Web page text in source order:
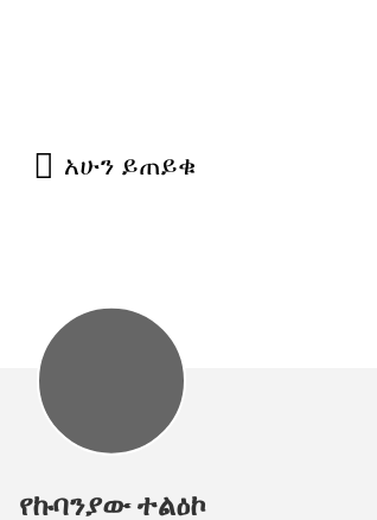
አሁን ይጠይቁ
የኩባንያው ተልዕኮ